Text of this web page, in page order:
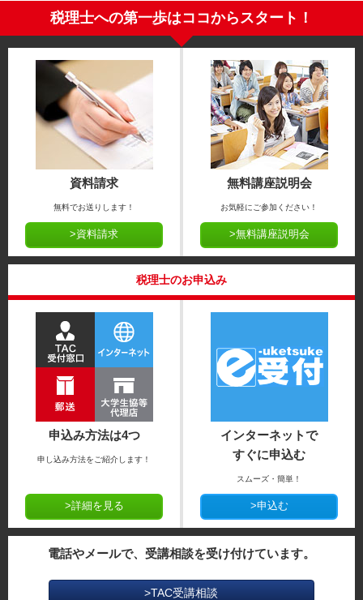
税理士への第一歩はココからスタート！
資料請求
無料でお送りします！
>資料請求
無料講座説明会
お気軽にご参加ください！
>無料講座説明会
税理士のお申込み
申込み方法は4つ
申し込み方法をご紹介します！
>詳細を見る
インターネットで
すぐに申込む
スムーズ・簡単！
>申込む
電話やメールで、受講相談を受け付けています。
>TAC受講相談